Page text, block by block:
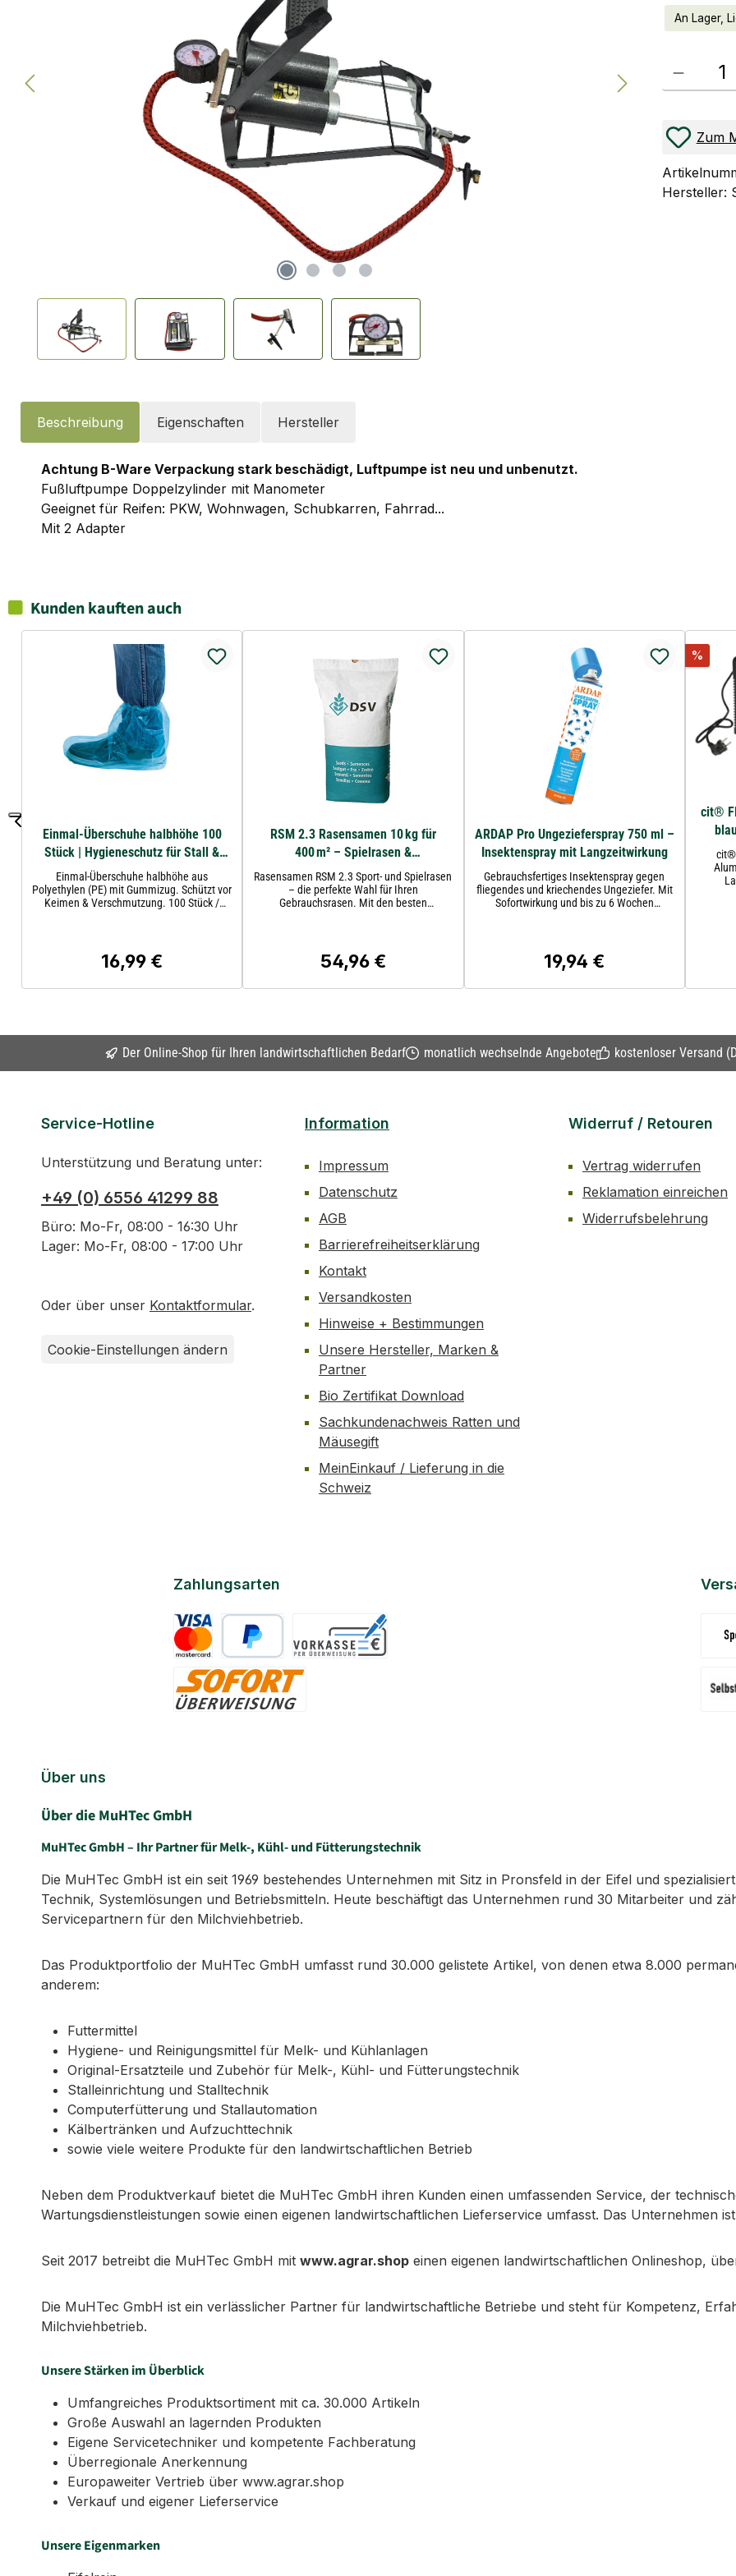
An Lager,
Zum
Hersteller:
Beschreibung Eigenschaften Hersteller
Achtung B-Ware Verpackung stark beschädigt, Luftpumpe ist neu und unbenutzt.
Fußluftpumpe Doppelzylinder mit Manometer
Geeignet für Reifen: PKW, Wohnwagen, Schubkarren, Fahrrad...
Mit 2 Adapter
Kunden kauften auch
Einmal-Überschuhe halbhöhe 100
Stück | Hygieneschutz für Stall &
Labor – Kerbl
Einmal-Überschuhe halbhöhe aus
Polyethylen (PE) mit Gummizug. Schützt vor
Keimen & Verschmutzung. 100 Stück /
Regulärer Preis:
16,99 €
RSM 2.3 Rasensamen 10 kg für
400 m² – Spielrasen &
Gebrauchsrasen (DSV 230)
Rasensamen RSM 2.3 Sport- und Spielrasen
– die perfekte Wahl für Ihren
Gebrauchsrasen. Mit den besten
Regulärer Preis:
54,96 €
ARDAP Pro Ungezieferspray 750 ml –
Insektenspray mit Langzeitwirkung
Gebrauchsfertiges Insektenspray gegen
fliegendes und kriechendes Ungeziefer. Mit
Sofortwirkung und bis zu 6 Wochen
Regulärer Preis:
19,94 €
%
cit®
cit®
Der Online-Shop für Ihren landwirtschaftlichen Bedarf monatlich wechselnde Angebote kostenloser Versand
Service-Hotline
Unterstützung und Beratung unter:
+49 (0) 6556 41299 88
Büro: Mo-Fr, 08:00 - 16:30 Uhr
Lager: Mo-Fr, 08:00 - 17:00 Uhr
Oder über unser Kontaktformular.
Cookie-Einstellungen ändern
Information
Impressum
Datenschutz
AGB
Barrierefreiheitserklärung
Kontakt
Versandkosten
Hinweise + Bestimmungen
Unsere Hersteller, Marken &
Partner
Bio Zertifikat Download
Sachkundenachweis Ratten und
Mäusegift
MeinEinkauf / Lieferung in die
Schweiz
Widerruf / Retouren
Vertrag widerrufen
Reklamation einreichen
Widerrufsbelehrung
Zahlungsarten
PayPal Vorkasse
Kreditkarte
Über uns
Über die MuHTec GmbH
MuHTec GmbH – Ihr Partner für Melk-, Kühl- und Fütterungstechnik
Die MuHTec GmbH ist ein seit 1969 bestehendes Unternehmen mit Sitz in Pronsfeld in der Eifel und
Technik, Systemlösungen und Betriebsmitteln. Heute beschäftigt das Unternehmen rund 30 Mitarbeiter und
Servicepartnern für den Milchviehbetrieb.
Das Produktportfolio der MuHTec GmbH umfasst rund 30.000 gelistete Artikel, von denen etwa 8.000
anderem:
Futtermittel
Hygiene- und Reinigungsmittel für Melk- und Kühlanlagen
Original-Ersatzteile und Zubehör für Melk-, Kühl- und Fütterungstechnik
Stalleinrichtung und Stalltechnik
Computerfütterung und Stallautomation
Kälbertränken und Aufzuchttechnik
sowie viele weitere Produkte für den landwirtschaftlichen Betrieb
Neben dem Produktverkauf bietet die MuHTec GmbH ihren Kunden einen umfassenden Service, der
Wartungsdienstleistungen sowie einen eigenen landwirtschaftlichen Lieferservice umfasst. Das Unternehmen
Seit 2017 betreibt die MuHTec GmbH mit www.agrar.shop einen eigenen landwirtschaftlichen Onlineshop,
Die MuHTec GmbH ist ein verlässlicher Partner für landwirtschaftliche Betriebe und steht für Kompetenz,
Milchviehbetrieb.
Unsere Stärken im Überblick
Umfangreiches Produktsortiment mit ca. 30.000 Artikeln
Große Auswahl an lagernden Produkten
Eigene Servicetechniker und kompetente Fachberatung
Überregionale Anerkennung
Europaweiter Vertrieb über www.agrar.shop
Verkauf und eigener Lieferservice
Unsere Eigenmarken